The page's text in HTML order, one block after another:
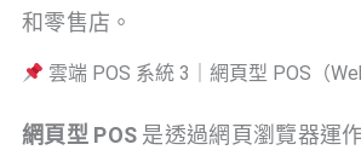
和零售店。
雲端 POS 系統 3｜網頁型 POS（
網頁型 POS 是透過網頁瀏覽器運